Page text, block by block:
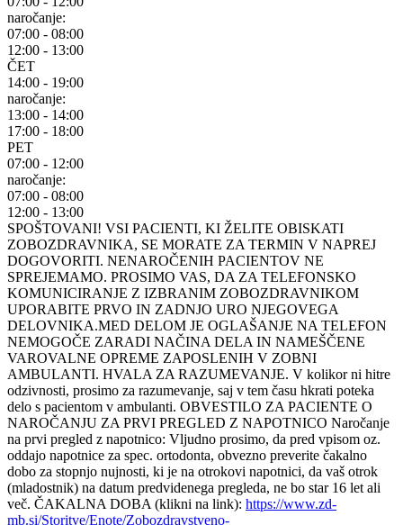
naročanje:
07:00 - 08:00
12:00 - 13:00
ČET
14:00 - 19:00
naročanje:
13:00 - 14:00
17:00 - 18:00
PET
07:00 - 12:00
naročanje:
07:00 - 08:00
12:00 - 13:00
SPOŠTOVANI! VSI PACIENTI, KI ŽELITE OBISKATI
ZOBOZDRAVNIKA, SE MORATE ZA TERMIN V NAPREJ
DOGOVORITI. NENAROČENIH PACIENTOV NE
SPREJEMAMO. PROSIMO VAS, DA ZA TELEFONSKO
KOMUNICIRANJE Z IZBRANIM ZOBOZDRAVNIKOM
UPORABITE PRVO IN ZADNJO URO NJEGOVEGA
DELOVNIKA.MED DELOM JE OGLAŠANJE NA TELEFON
NEMOGOČE ZARADI NAČINA DELA IN NAMEŠČENE
VAROVALNE OPREME ZAPOSLENIH V ZOBNI
AMBULANTI. HVALA ZA RAZUMEVANJE. V kolikor ni hitre
odzivnosti, prosimo za razumevanje, saj v tem času hkrati poteka
delo s pacientom v ambulanti. OBVESTILO ZA PACIENTE O
NAROČANJU ZA PRVI PREGLED Z NAPOTNICO Naročanje
na prvi pregled z napotnico: Vljudno prosimo, da pred vpisom oz.
oddajo napotnice za spec. ortodonta, obvezno preverite čakalno
dobo za stopnjo nujnosti, ki je na otrokovi napotnici, da vaš otrok
(mladostnik) na datum predvidenega pregleda, ne bo star 16 let ali
več. ČAKALNA DOBA (klikni na link): https://www.zd-
mb.si/Storitve/Enote/Zobozdravstveno-